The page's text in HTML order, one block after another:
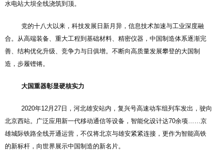
水电站大坝全线浇筑到顶。
党的十八大以来，科技发展日新月异，信息技术加速与工业深度融
合。从高端装备、重大工程到基础材料、精密仪器，中国制造体系逐渐完
善、结构优化升级、竞争力与日俱增。不断向高质量发展攀登的大国制
造，步履铿锵。
大国重器彰显硬核实力
2020年12月27日，河北雄安站内，复兴号高速动车组列车发出，驶向
北京西站。广泛应用新一代移动通信等设备，智能化设计达70余项……京
雄城际铁路全线开通运营，不仅将北京与雄安紧紧连接，更作为智能高铁
的新标杆，向世界展示中国制造的新名片。